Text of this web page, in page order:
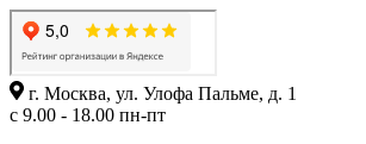
г. Москва, ул. Улофа Пальме, д. 1
с 9.00 - 18.00 пн-пт